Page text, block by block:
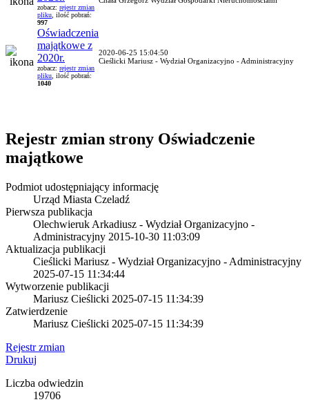
zobacz: rejestr zmian
pliku , ilość pobrań:
997
Oświadczenia
majątkowe z
2020r.
zobacz: rejestr zmian
pliku , ilość pobrań:
1040
2020-06-25 15:04:50
Cieślicki Mariusz - Wydział Organizacyjno - Administracyjny
Rejestr zmian strony Oświadczenie
majątkowe
Podmiot udostępniający informację
Urząd Miasta Czeladź
Pierwsza publikacja
Olechwieruk Arkadiusz - Wydział Organizacyjno -
Administracyjny 2015-10-30 11:03:09
Aktualizacja publikacji
Cieślicki Mariusz - Wydział Organizacyjno - Administracyjny
2025-07-15 11:34:44
Wytworzenie publikacji
Mariusz Cieślicki 2025-07-15 11:34:39
Zatwierdzenie
Mariusz Cieślicki 2025-07-15 11:34:39
Rejestr zmian
Drukuj
Liczba odwiedzin
19706